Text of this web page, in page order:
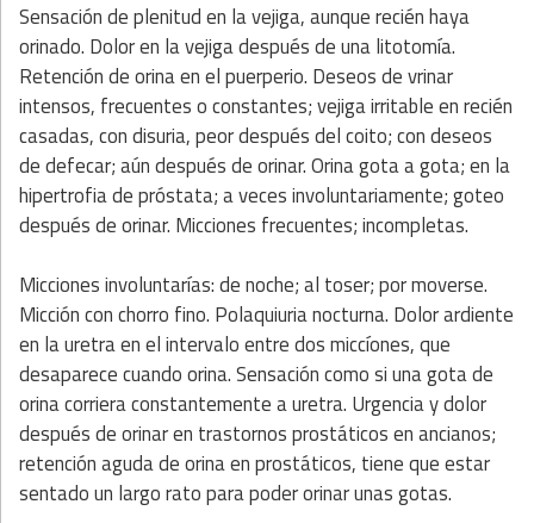
Sensación de plenitud en la vejiga, aunque recién haya
orinado. Dolor en la vejiga después de una litotomía.
Retención de orina en el puerperio. Deseos de vrinar
intensos, frecuentes o constantes; vejiga irritable en recién
casadas, con disuria, peor después del coito; con deseos
de defecar; aún después de orinar. Orina gota a gota; en la
hipertrofia de próstata; a veces involuntariamente; goteo
después de orinar. Micciones frecuentes; incompletas.
Micciones involuntarías: de noche; al toser; por moverse.
Micción con chorro fino. Polaquiuria nocturna. Dolor ardiente
en la uretra en el intervalo entre dos miccíones, que
desaparece cuando orina. Sensación como si una gota de
orina corriera constantemente a uretra. Urgencia y dolor
después de orinar en trastornos prostáticos en ancianos;
retención aguda de orina en prostáticos, tiene que estar
sentado un largo rato para poder orinar unas gotas.